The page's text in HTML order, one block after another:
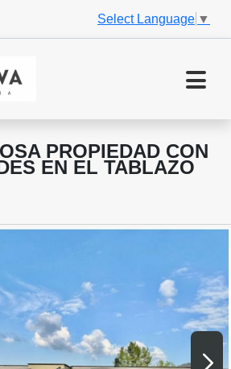
Select Language ▼
PROPIEDAD CON
EN EL TABLAZO